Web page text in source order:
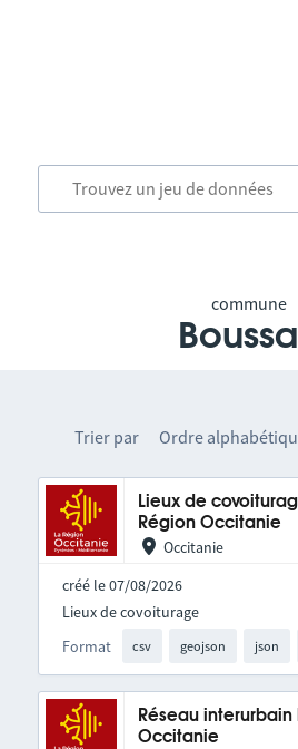
commune
Trier par Ordre
Lieux de
Région Occitanie
Occitanie
créé le 07/08/2026
Format csv geojson json
Lieux de covoiturage
Réseau interurbain
Occitanie